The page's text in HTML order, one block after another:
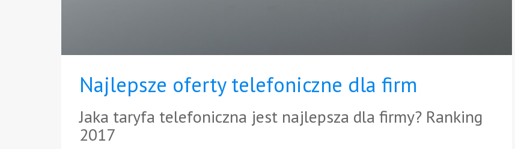
Najlepsze oferty telefoniczne dla firm
Jaka taryfa telefoniczna jest najlepsza dla firmy? Ranking
2017